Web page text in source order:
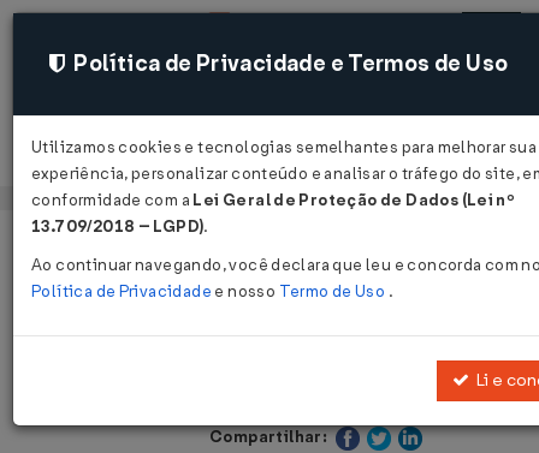
Acessar
DE 15/05/2026
Publicado no DOU em 25 mai 2026
Compartilhar:
Política de Privacidade e Termos de Uso
Utilizamos cookies e tecnologias semelhantes para melhorar sua
experiência, personalizar conteúdo e analisar o tráfego do site,
conformidade com a Lei Geral de Proteção de Dados (Lei nº
13.709/2018 – LGPD).
Ao continuar navegando, você declara que leu e concorda com
Política de Privacidade e nosso Termo de Uso .
Li e